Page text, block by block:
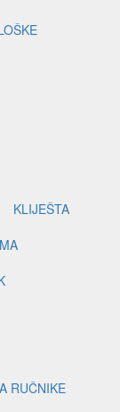
KLIJEŠTA
RUČNIKE